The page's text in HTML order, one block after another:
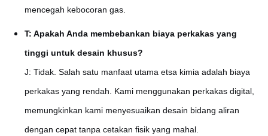
mencegah kebocoran gas.
T: Apakah Anda membebankan biaya perkakas yang
tinggi untuk desain khusus?
J: Tidak. Salah satu manfaat utama etsa kimia adalah biaya
perkakas yang rendah. Kami menggunakan perkakas digital,
memungkinkan kami menyesuaikan desain bidang aliran
dengan cepat tanpa cetakan fisik yang mahal.